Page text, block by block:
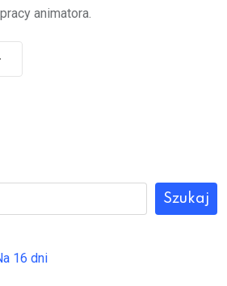
animatora.
Szukaj
16 dni